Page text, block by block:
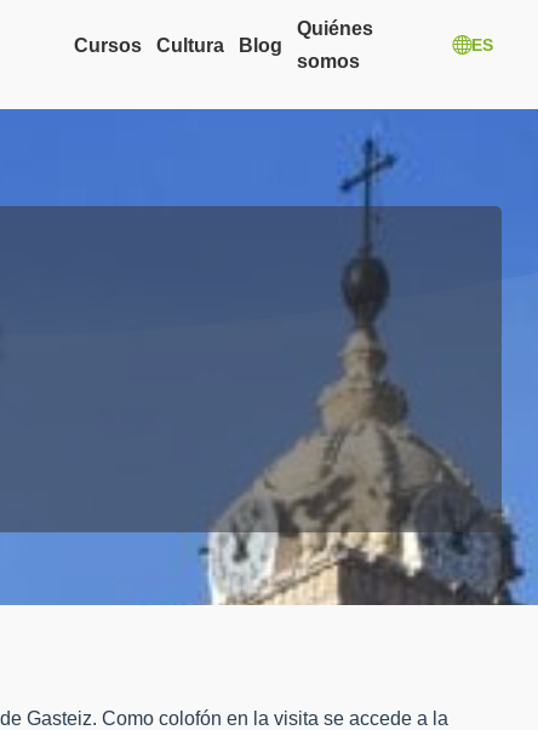
Cursos Cultura Blog
Quiénes
somos
ES
Gasteiz. Como colofón en la visita se accede a la